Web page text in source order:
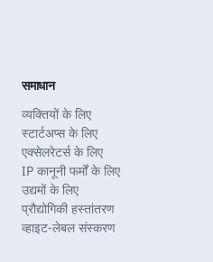
समाधान
व्यक्तियों के लिए
स्टार्टअप्स के लिए
एक्सेलरेटर्स के लिए
IP कानूनी फर्मों के लिए
उद्यमों के लिए
प्रौद्योगिकी हस्तांतरण
व्हाइट-लेबल संस्करण